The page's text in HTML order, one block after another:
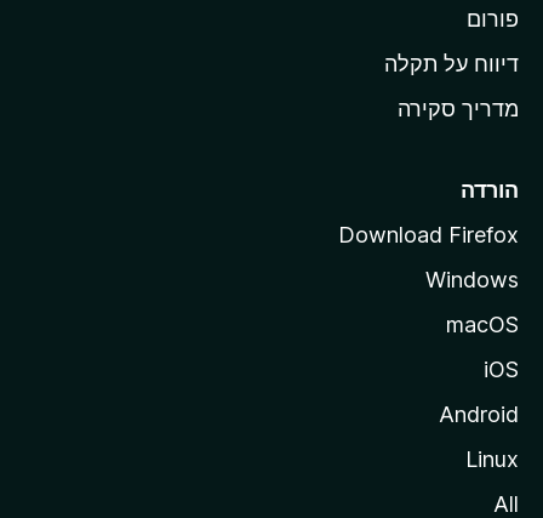
M
i
l
פורום
דיווח על תקלה
מדריך סקירה
הורדה
Download Firefox
Windows
macOS
iOS
Android
Linux
All